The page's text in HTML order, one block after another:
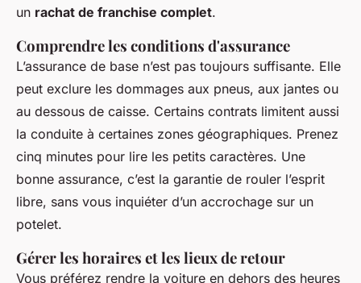
un rachat de franchise complet.
Comprendre les conditions d'assurance
L’assurance de base n’est pas toujours suffisante. Elle
peut exclure les dommages aux pneus, aux jantes ou
au dessous de caisse. Certains contrats limitent aussi
la conduite à certaines zones géographiques. Prenez
cinq minutes pour lire les petits caractères. Une
bonne assurance, c’est la garantie de rouler l’esprit
libre, sans vous inquiéter d’un accrochage sur un
potelet.
Gérer les horaires et les lieux de retour
Vous préférez rendre la voiture en dehors des heures